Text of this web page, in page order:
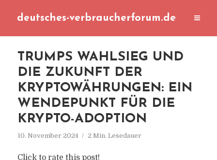
deutsches-verbraucherforum.de
TRUMPS WAHLSIEG UND
DIE ZUKUNFT DER
KRYPTOWÄHRUNGEN: EIN
WENDEPUNKT FÜR DIE
KRYPTO-ADOPTION
10. November 2024 2 Min. Lesedauer
Click to rate this post!